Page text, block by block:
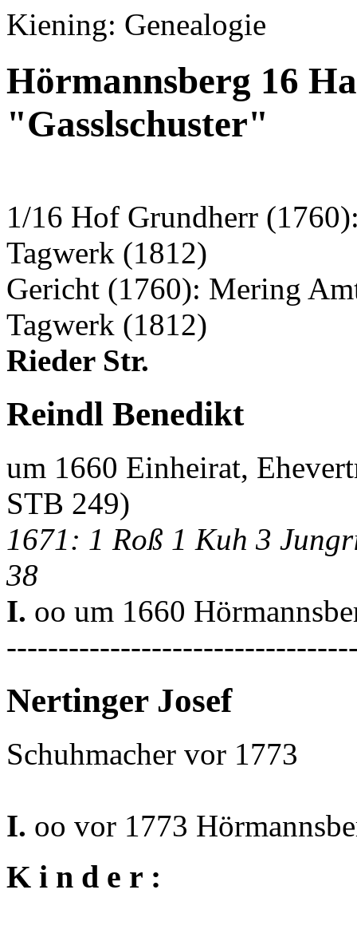
Kiening: Genealogie
Hörmannsberg 16
"Gasslschuster"
1/16 Hof Grundherr
Tagwerk (1812)
Gericht (1760): Mering
Tagwerk (1812)
Rieder Str.
Reindl Benedikt
um 1660 Einheirat,
STB 249)
1671: 1 Roß 1 Kuh 3
38
I. oo um 1660
Nertinger Josef
Schuhmacher vor 1773
I. oo vor 1773
K i n d e r :